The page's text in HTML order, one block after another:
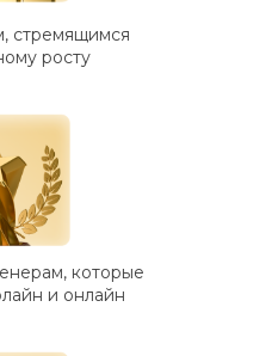
стремящимся
росту
которые
и онлайн